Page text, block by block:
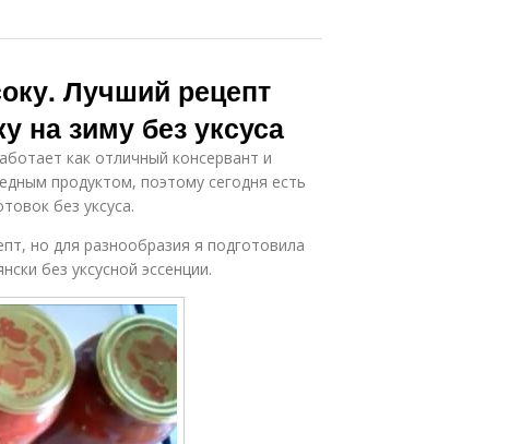
Лучший рецепт
на зиму без уксуса
как отличный консервант и
продуктом, поэтому сегодня есть
без уксуса.
но для разнообразия я подготовила
без уксусной эссенции.